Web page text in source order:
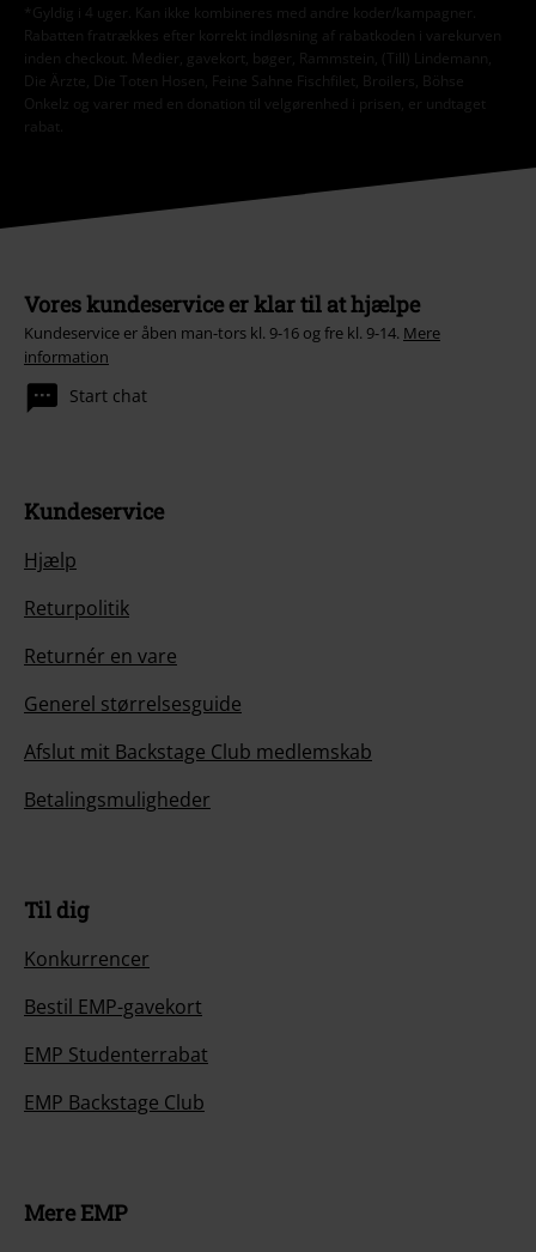
*Gyldig i 4 uger. Kan ikke kombineres med andre koder/kampagner.
Rabatten fratrækkes efter korrekt indløsning af rabatkoden i varekurven
inden checkout. Medier, gavekort, bøger, Rammstein, (Till) Lindemann,
Die Ärzte, Die Toten Hosen, Feine Sahne Fischfilet, Broilers, Böhse
Onkelz og varer med en donation til velgørenhed i prisen, er undtaget
rabat.
Vores kundeservice er klar til at hjælpe
Kundeservice er åben man-tors kl. 9-16 og fre kl. 9-14. Mere
information
Start chat
Kundeservice
Hjælp
Returpolitik
Returnér en vare
Generel størrelsesguide
Afslut mit Backstage Club medlemskab
Betalingsmuligheder
Til dig
Konkurrencer
Bestil EMP-gavekort
EMP Studenterrabat
EMP Backstage Club
Mere EMP